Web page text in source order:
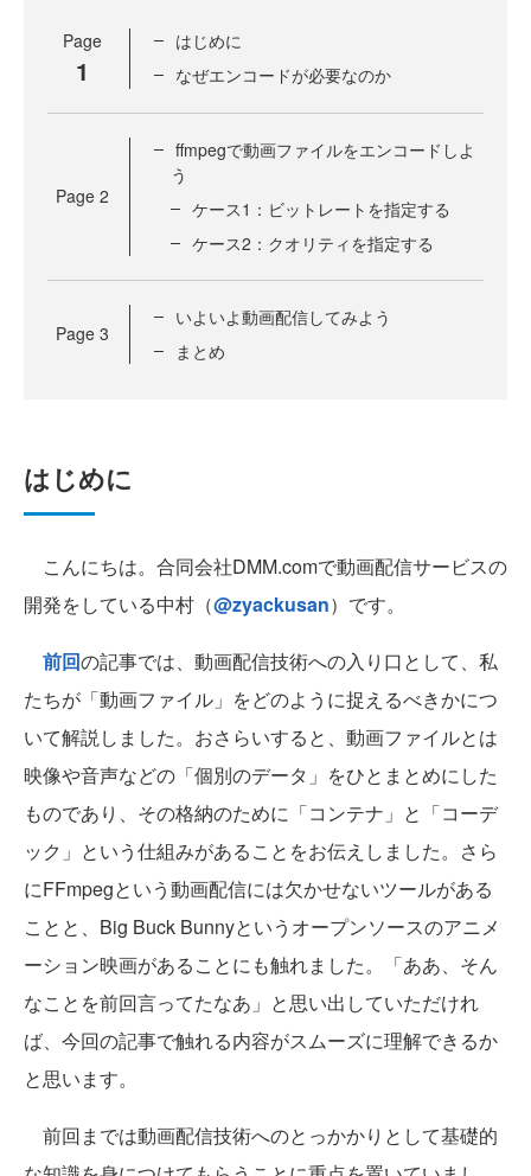
Page
1
はじめに
なぜエンコードが必要なのか
Page 2
ffmpegで動画ファイルをエンコードしよ
う
ケース1：ビットレートを指定する
ケース2：クオリティを指定する
Page 3
いよいよ動画配信してみよう
まとめ
はじめに
こんにちは。合同会社DMM.comで動画配信サービスの
開発をしている中村（@zyackusan）です。
前回の記事では、動画配信技術への入り口として、私
たちが「動画ファイル」をどのように捉えるべきかにつ
いて解説しました。おさらいすると、動画ファイルとは
映像や音声などの「個別のデータ」をひとまとめにした
ものであり、その格納のために「コンテナ」と「コーデ
ック」という仕組みがあることをお伝えしました。さら
にFFmpegという動画配信には欠かせないツールがある
ことと、Big Buck Bunnyというオープンソースのアニメ
ーション映画があることにも触れました。「ああ、そん
なことを前回言ってたなあ」と思い出していただけれ
ば、今回の記事で触れる内容がスムーズに理解できるか
と思います。
前回までは動画配信技術へのとっかかりとして基礎的